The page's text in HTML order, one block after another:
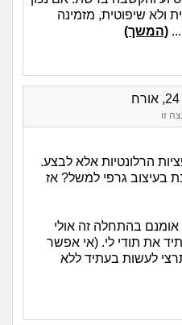
ולא שיפוטית, מזמינה
(המשך)
זו
הרלונטיות אלא לבצע.
בעיצוב גרפי למשל? אז
אומנם בהתחלה זה אולי
את תודי לי. (אי אפשר
לעשות בעתיד ללא